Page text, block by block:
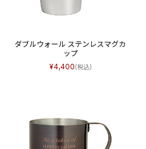
ダブルウォール ステンレスマグカ
ップ
4,400